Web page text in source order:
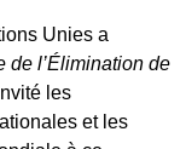
Unies a
de l’Élimination de
les
et les